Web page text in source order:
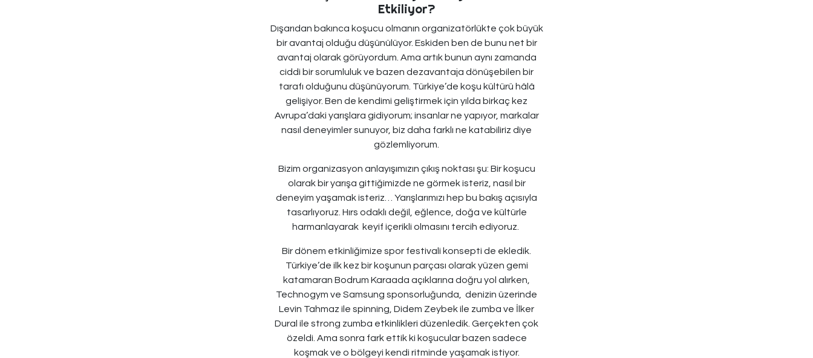
Etkiliyor?
Dışarıdan bakınca koşucu olmanın organizatörlükte çok büyük
bir avantaj olduğu düşünülüyor. Eskiden ben de bunu net bir
avantaj olarak görüyordum. Ama artık bunun aynı zamanda
ciddi bir sorumluluk ve bazen dezavantaja dönüşebilen bir
tarafı olduğunu düşünüyorum. Türkiye’de koşu kültürü hâlâ
gelişiyor. Ben de kendimi geliştirmek için yılda birkaç kez
Avrupa’daki yarışlara gidiyorum; insanlar ne yapıyor, markalar
nasıl deneyimler sunuyor, biz daha farklı ne katabiliriz diye
gözlemliyorum.
Bizim organizasyon anlayışımızın çıkış noktası şu: Bir koşucu
olarak bir yarışa gittiğimizde ne görmek isteriz, nasıl bir
deneyim yaşamak isteriz… Yarışlarımızı hep bu bakış açısıyla
tasarlıyoruz. Hırs odaklı değil, eğlence, doğa ve kültürle
harmanlayarak keyif içerikli olmasını tercih ediyoruz.
Bir dönem etkinliğimize spor festivali konsepti de ekledik.
Türkiye’de ilk kez bir koşunun parçası olarak yüzen gemi
katamaran Bodrum Karaada açıklarına doğru yol alırken,
Technogym ve Samsung sponsorluğunda, denizin üzerinde
Levin Tahmaz ile spinning, Didem Zeybek ile zumba ve İlker
Dural ile strong zumba etkinlikleri düzenledik. Gerçekten çok
özeldi. Ama sonra fark ettik ki koşucular bazen sadece
koşmak ve o bölgeyi kendi ritminde yaşamak istiyor.